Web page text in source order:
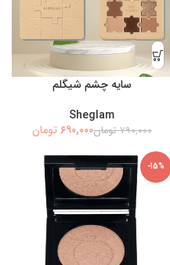
سایه چشم شیگلم
Sheglam
۷۹۰,۰۰۰ تومان۶۹۰,۰۰۰ تومان
-15%